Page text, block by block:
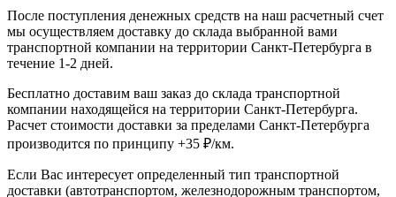
После поступления денежных средств на наш расчетный счет
мы осуществляем доставку до склада выбранной вами
транспортной компании на территории Санкт-Петербурга в
течение 1-2 дней.
Бесплатно доставим ваш заказ до склада транспортной
компании находящейся на территории Санкт-Петербурга.
Расчет стоимости доставки за пределами Санкт-Петербурга
производится по принципу +35 ₽/км.
Если Вас интересует определенный тип транспортной
доставки (автотранспортом, железнодорожным транспортом,